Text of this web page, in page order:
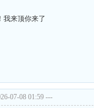
我来顶你来了
07-08 01:59 ---